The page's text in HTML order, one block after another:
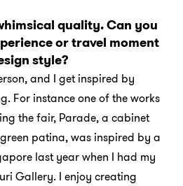
quality. Can you
or travel moment
style?
and I get inspired by
For instance one of the works
the fair, Parade, a cabinet
patina, was inspired by a
last year when I had my
Gallery. I enjoy creating